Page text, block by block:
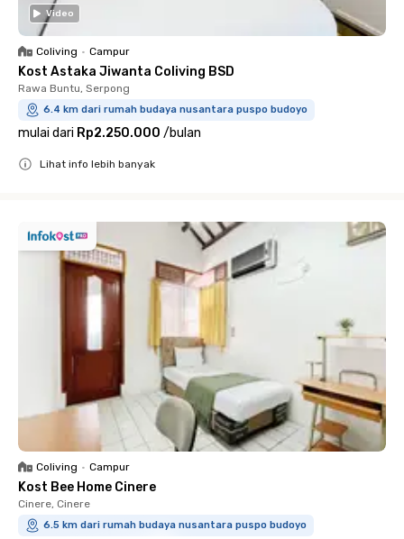
Video
Coliving • Campur
Kost Astaka Jiwanta Coliving BSD
Rawa Buntu, Serpong
6.4 km dari rumah budaya nusantara puspo budoyo
mulai dari Rp2.250.000 /bulan
Lihat info lebih banyak
Coliving • Campur
Kost Bee Home Cinere
Cinere, Cinere
6.5 km dari rumah budaya nusantara puspo budoyo